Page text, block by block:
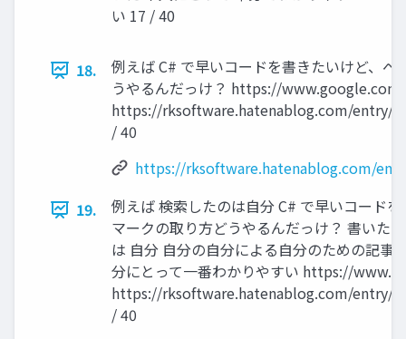
い 17 / 40
18.
例えば C# で早いコードを書きたいけど、ベ
うやるんだっけ？ https://
https://rksoftware.hatenablog.com/entry/
/ 40
https://rksoftware.hatenablog.com/
19.
例えば 検索したのは自分 C# で早いコード
マークの取り方どうやるんだっけ？ 書いた
は 自分 自分の自分による自分のための記事
分にとって一番わかりやすい https://
https://rksoftware.hatenablog.com/entry/
/ 40